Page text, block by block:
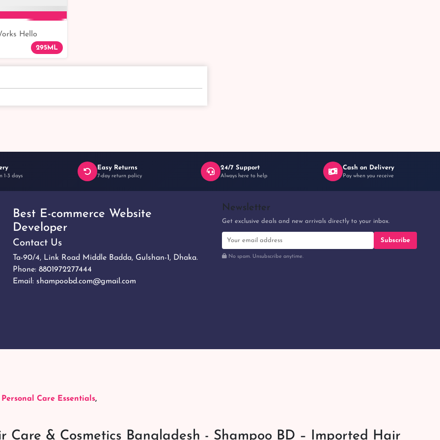
CartHello
& Vitamin E295ML
1-3 days
Easy Returns
7-day return policy
24/7 Support
Always here to help
Cash on Delivery
Pay when you receive
Best E-commerce Website
Developer
Contact Us
Ta-90/4, Link Road Middle Badda, Gulshan-1, Dhaka.
Phone: 8801972277444
Email: shampoobd.com@gmail.com
Newsletter
Get exclusive deals and new arrivals directly to your inbox.
Subscribe
No spam. Unsubscribe anytime.
Personal Care Essentials,
Care & Cosmetics Bangladesh - Shampoo BD – Imported Hair